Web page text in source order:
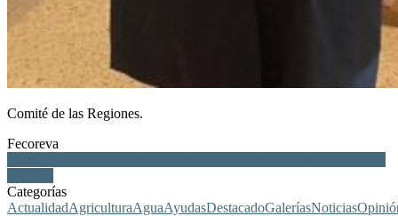
Comité de las Regiones.
Fecoreva
Categorías
ActualidadAgriculturaAguaAyudasDestacadoGaleríasNoticias